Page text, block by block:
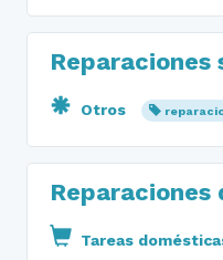
Reparaciones
Otros
Reparaciones
Tareas